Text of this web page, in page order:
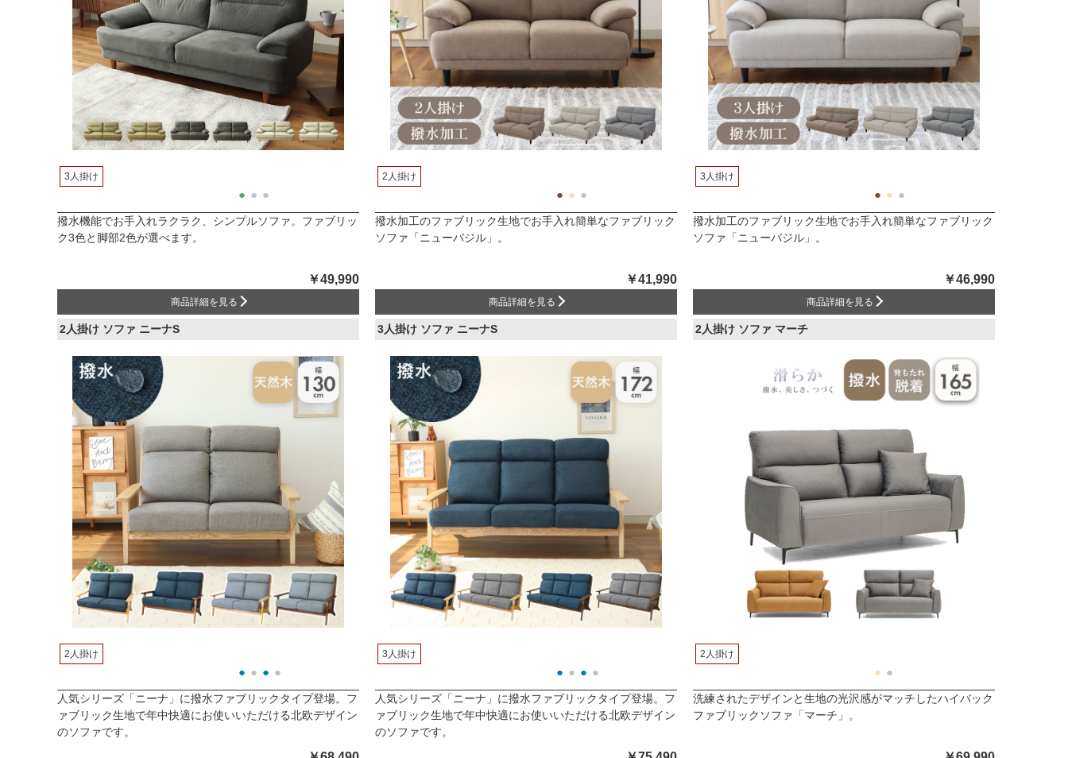
3人掛け
撥水機能でお手入れラクラク、シンプルソファ。ファブリッ
ク3色と脚部2色が選べます。
￥49,990
商品詳細を見る
2人掛け
撥水加工のファブリック生地でお手入れ簡単なファブリック
ソファ「ニューバジル」。
￥41,990
商品詳細を見る
3人掛け
撥水加工のファブリック生地でお手入れ簡単なファブリック
ソファ「ニューバジル」。
￥46,990
商品詳細を見る
2人掛け ソファ ニーナS
2人掛け
人気シリーズ「ニーナ」に撥水ファブリックタイプ登場。フ
ァブリック生地で年中快適にお使いいただける北欧デザイン
のソファです。
3人掛け ソファ ニーナS
3人掛け
人気シリーズ「ニーナ」に撥水ファブリックタイプ登場。フ
ァブリック生地で年中快適にお使いいただける北欧デザイン
のソファです。
2人掛け ソファ マーチ
2人掛け
洗練されたデザインと生地の光沢感がマッチしたハイバック
ファブリックソファ「マーチ」。